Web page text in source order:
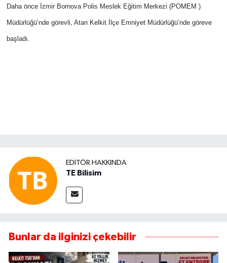
Daha önce İzmir Bornova Polis Meslek Eğitim Merkezi (POMEM )
Müdürlüğü’nde görevli, Atan Kelkit İlçe Emniyet Müdürlüğü’nde göreve
başladı.
EDITÖR HAKKINDA
TE Bilisim
Bunlar da ilginizi çekebilir